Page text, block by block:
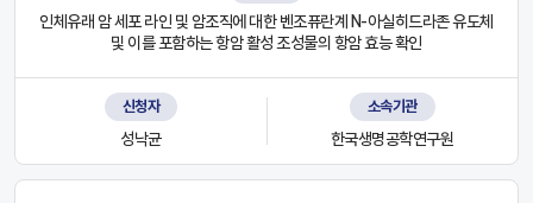
인체유래 암 세포 라인 및 암조직에 대한 벤조퓨란계 N-아실히드라존 유도체
및 이를 포함하는 항암 활성 조성물의 항암 효능 확인
신청자
성낙균
소속기관
한국생명공학연구원